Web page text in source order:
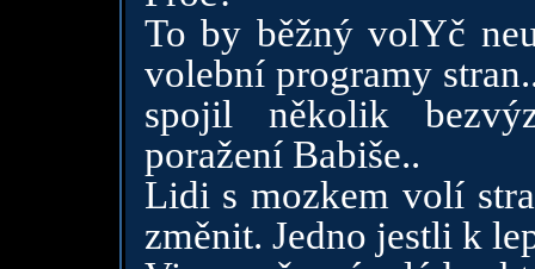
To by běžný volYč
volební programy
spojil několik
poražení Babiše..
Lidi s mozkem volí
změnit. Jedno jestli k